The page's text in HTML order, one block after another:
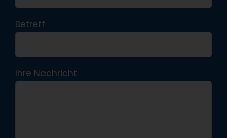
Betreff
Ihre Nachricht